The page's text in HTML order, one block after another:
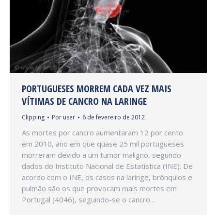
PORTUGUESES MORREM CADA VEZ MAIS
VÍTIMAS DE CANCRO NA LARINGE
Clipping Por user 6 de fevereiro de 2012
As mortes por cancro aumentaram 12 por cento
em 2010, ano em que quase 25 mil portugueses
morreram devido a um tumor maligno, segundo
dados do Instituto Nacional de Estatística (INE). De
acordo com o INE, os casos na laringe, brônquios e
pulmão são os que provocam mais mortes em
Portugal (4046), seguindo-se o cancro…